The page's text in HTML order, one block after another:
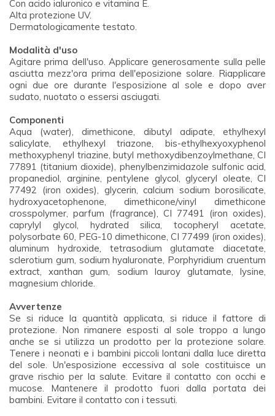
Con acido ialuronico e vitamina E.
Alta protezione UV.
Dermatologicamente testato.
Modalità d'uso
Agitare prima dell'uso. Applicare generosamente sulla pelle
asciutta mezz'ora prima dell'eposizione solare. Riapplicare
ogni due ore durante l'esposizione al sole e dopo aver
sudato, nuotato o essersi asciugati.
Componenti
Aqua (water), dimethicone, dibutyl adipate, ethylhexyl
salicylate, ethylhexyl triazone, bis-ethylhexyoxyphenol
methoxyphenyl triazine, butyl methoxydibenzoylmethane, CI
77891 (titanium dioxide), phenylbenzimidazole sulfonic acid,
propanediol, arginine, pentylene glycol, glyceryl oleate, CI
77492 (iron oxides), glycerin, calcium sodium borosilicate,
hydroxyacetophenone, dimethicone/vinyl dimethicone
crosspolymer, parfum (fragrance), CI 77491 (iron oxides),
caprylyl glycol, hydrated silica, tocopheryl acetate,
polysorbate 60, PEG-10 dimethicone, CI 77499 (iron oxides),
aluminum hydroxide, tetrasodium glutamate diacetate,
sclerotium gum, sodium hyaluronate, Porphyridium cruentum
extract, xanthan gum, sodium lauroy glutamate, lysine,
magnesium chloride.
Avvertenze
Se si riduce la quantità applicata, si riduce il fattore di
protezione. Non rimanere esposti al sole troppo a lungo
anche se si utilizza un prodotto per la protezione solare.
Tenere i neonati e i bambini piccoli lontani dalla luce diretta
del sole. Un'esposizione eccessiva al sole costituisce un
grave rischio per la salute. Evitare il contatto con occhi e
mucose. Mantenere il prodotto fuori dalla portata dei
bambini. Evitare il contatto con i tessuti.